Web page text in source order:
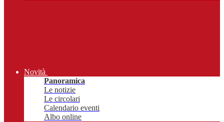
Novità
Panoramica
Le notizie
Le circolari
Calendario eventi
Albo online